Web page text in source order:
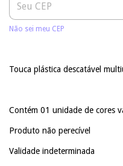
Não sei meu CEP
Touca plástica descatável
Contém 01 unidade de cores
Produto não perecível
Validade indeterminada